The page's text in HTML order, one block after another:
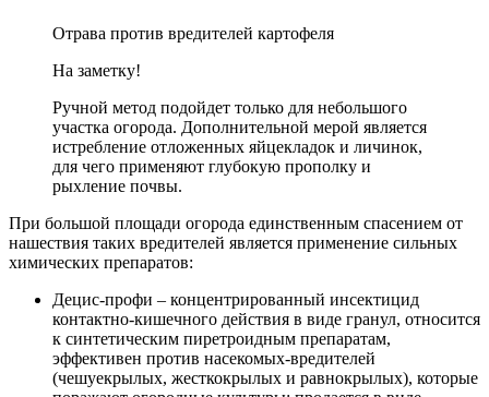
Отрава против вредителей картофеля
На заметку!
Ручной метод подойдет только для небольшого
участка огорода. Дополнительной мерой является
истребление отложенных яйцекладок и личинок,
для чего применяют глубокую прополку и
рыхление почвы.
При большой площади огорода единственным спасением от
нашествия таких вредителей является применение сильных
химических препаратов:
Децис-профи – концентрированный инсектицид
контактно-кишечного действия в виде гранул, относится
к синтетическим пиретроидным препаратам,
эффективен против насекомых-вредителей
(чешуекрылых, жесткокрылых и равнокрылых), которые